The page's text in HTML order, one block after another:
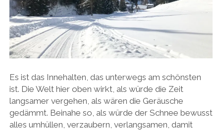
Es ist das Innehalten, das unterwegs am schönsten
ist. Die Welt hier oben wirkt, als würde die Zeit
langsamer vergehen, als wären die Geräusche
gedämmt. Beinahe so, als würde der Schnee bewusst
alles umhüllen, verzaubern, verlangsamen, damit